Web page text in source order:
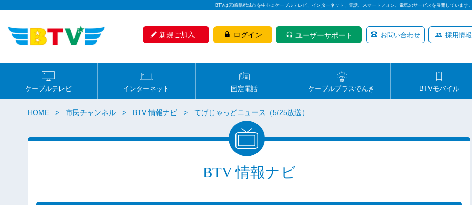
BTVは宮崎県都城市を中心にケーブルテレビ、インターネット、電話、スマートフォン、電気のサービスを展開しています。
新規ご加入 ログイン ユーザーサポート お問い合わせ 採用情報
ケーブルテレビ インターネット 固定電話 ケーブルプラスでんき BTVモバイル
HOME 市民チャンネル BTV 情報ナビ てげじゃっどニュース（5/25放送）
BTV 情報ナビ